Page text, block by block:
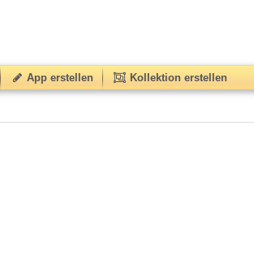
App erstellen Kollektion erstellen